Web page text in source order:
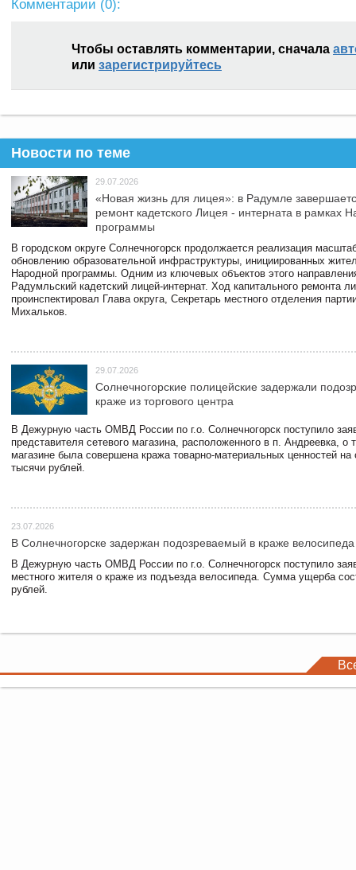
Комментарии (0):
Чтобы оставлять комментарии, сначала
или зарегистрируйтесь
Новости по теме
29.07.2026
«Новая жизнь для лицея»: в Радумле
ремонт кадетского Лицея - интерната в рамках
программы
В городском округе Солнечногорск продолжается реализация
обновлению образовательной инфраструктуры, инициированных
Народной программы. Одним из ключевых объектов этого
Радумльский кадетский лицей-интернат. Ход капитального ремонта
проинспектировал Глава округа, Секретарь местного отделения
Михальков.
29.07.2026
Солнечногорские полицейские задержали
краже из торгового центра
В Дежурную часть ОМВД России по г.о. Солнечногорск поступило
представителя сетевого магазина, расположенного в п. Андреевка, о
магазине была совершена кража товарно-материальных ценностей
тысячи рублей.
23.07.2026
В Солнечногорске задержан подозреваемый в краже велосипеда
В Дежурную часть ОМВД России по г.о. Солнечногорск поступило
местного жителя о краже из подъезда велосипеда. Сумма ущерба
рублей.